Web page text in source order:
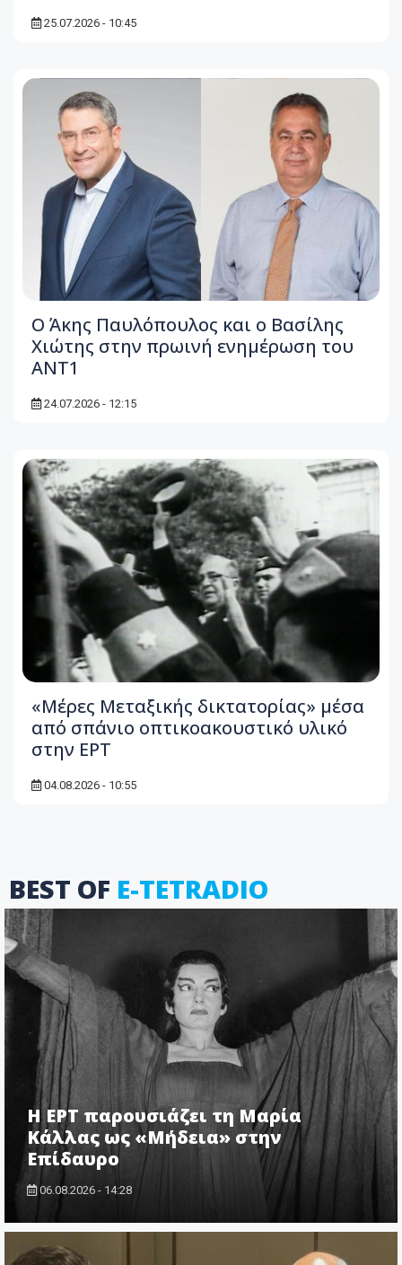
25.07.2026 - 10:45
Ο Άκης Παυλόπουλος και ο Βασίλης
Χιώτης στην πρωινή ενημέρωση του
ΑΝΤ1
24.07.2026 - 12:15
«Μέρες Μεταξικής δικτατορίας» μέσα
από σπάνιο οπτικοακουστικό υλικό
στην ΕΡΤ
04.08.2026 - 10:55
BEST OF E-TETRADIO
Η ΕΡΤ παρουσιάζει τη Μαρία
Κάλλας ως «Μήδεια» στην
Επίδαυρο
06.08.2026 - 14:28